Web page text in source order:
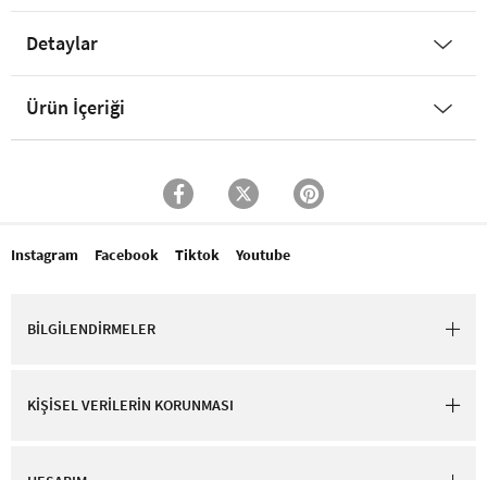
Detaylar
Ürün İçeriği
Instagram Facebook Tiktok Youtube
BİLGİLENDİRMELER
KİŞİSEL VERİLERİN KORUNMASI